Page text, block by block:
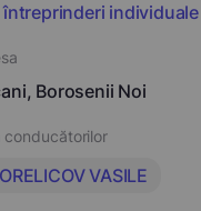
întreprinderi individuale
Borosenii Noi
conducătorilor
ORELICOV VASILE